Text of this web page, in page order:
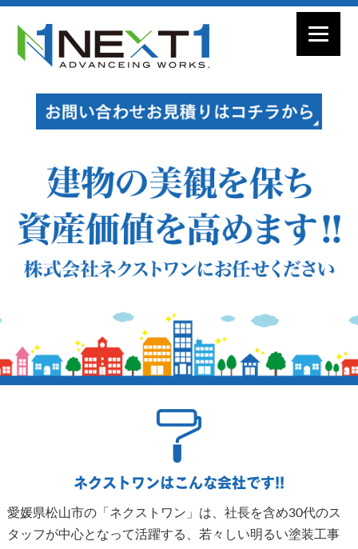
ネクストワンはこんな会社です!!
愛媛県松山市の「ネクストワン」は、社長を含め30代のス
タッフが中心となって活躍する、若々しい明るい塗装工事